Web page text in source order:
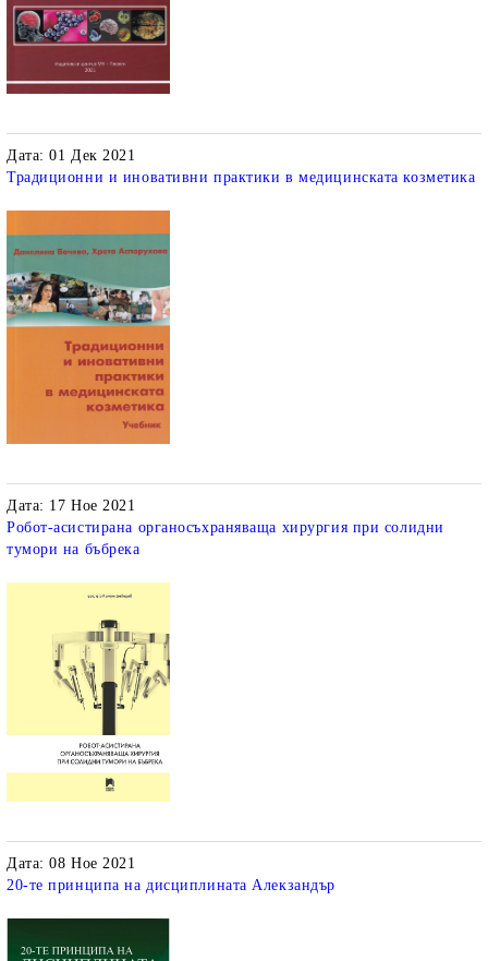
Дата: 01 Дек 2021
Традиционни и иновативни практики в медицинската козметика
Дата: 17 Ное 2021
Робот-асистирана органосъхраняваща хирургия при солидни
тумори на бъбрека
Дата: 08 Ное 2021
20-те принципа на дисциплината Алекзандър